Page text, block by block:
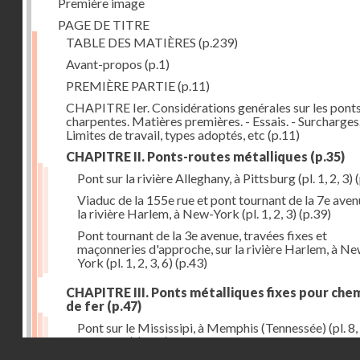
PAGE DE TITRE
TABLE DES MATIÈRES (p.239)
Avant-propos (p.1)
PREMIÈRE PARTIE(p.11)
CHAPITRE Ier. Considérations genérales sur les
charpentes. Matières premières. - Essais. -
Limites de travail, types adoptés, etc (p.11)
CHAPITRE II. Ponts-routes métalliques (p.35)
Pont sur la rivière Alleghany, à Pittsburg (pl. 1, 2, 3)
Viaduc de la 155e rue et pont tournant de la 7e
la rivière Harlem, à New-York (pl. 1, 2, 3) (p.39)
Pont tournant de la 3e avenue, travées fixes et
maçonneries d'approche, sur la rivière Harlem, à
York (pl. 1, 2, 3, 6) (p.43)
CHAPITRE III. Ponts métalliques fixes pour
de fer (p.47)
Pont sur le Mississipi, à Memphis (Tennessée) (pl. 8,
11, 12, 13)(p.47)